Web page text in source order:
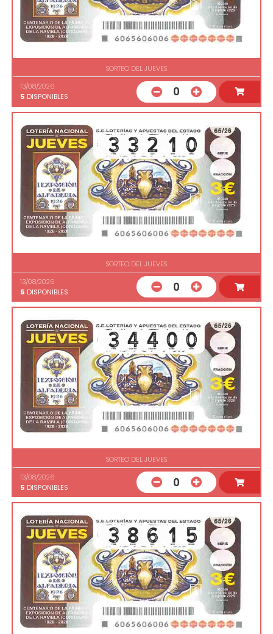
SORTEO DEL JUEVES
13/08/2026
5 DISPONIBLES 0
SORTEO DEL JUEVES
13/08/2026
5 DISPONIBLES 0
SORTEO DEL JUEVES
13/08/2026
5 DISPONIBLES 0